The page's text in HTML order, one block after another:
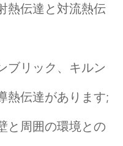
熱伝達と対流熱伝
ブリック、キルン
熱伝達があります;
と周囲の環境との